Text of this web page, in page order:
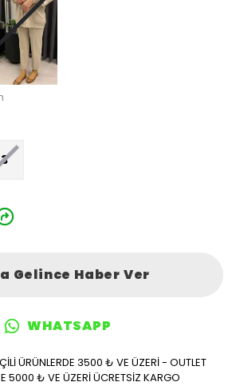
3
Gelince Haber Ver
WHATSAPP
ÜRÜNLERDE 3500 ₺ VE ÜZERİ - OUTLET
5000 ₺ VE ÜZERİ ÜCRETSİZ KARGO